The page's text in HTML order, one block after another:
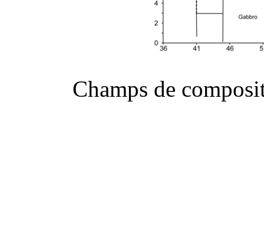
Champs de